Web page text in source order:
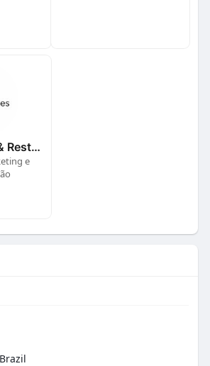
Revista Bares & Restaurantes
e